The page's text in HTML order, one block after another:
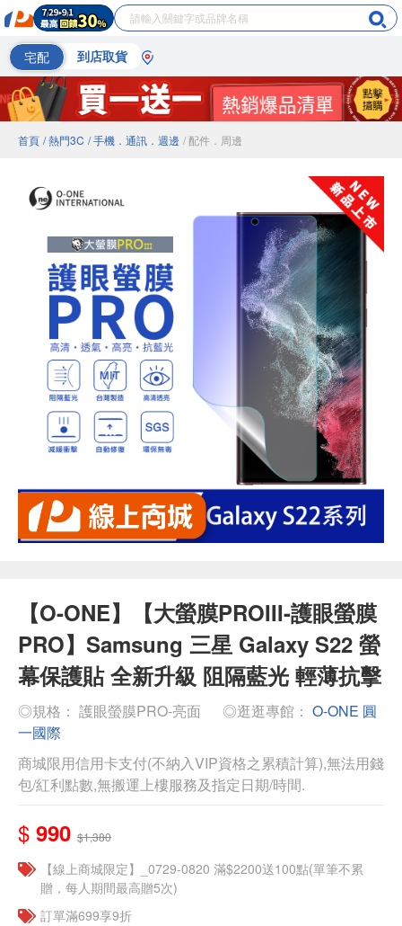
宅配 到店取貨
首頁 / 熱門3C / 手機．通訊．週邊 / 配件．周邊
【O-ONE】【大螢膜PROIII-護眼螢膜
PRO】Samsung 三星 Galaxy S22 螢
幕保護貼 全新升級 阻隔藍光 輕薄抗擊
◎規格： 護眼螢膜PRO-亮面 ◎逛逛專館： O-ONE 圓
一國際
商城限用信用卡支付(不納入VIP資格之累積計算),無法用錢
包/紅利點數,無搬運上樓服務及指定日期/時間.
$ 990 $1,380
【線上商城限定】_0729-0820 滿$2200送100點(單筆不累
贈，每人期間最高贈5次)
訂單滿699享9折